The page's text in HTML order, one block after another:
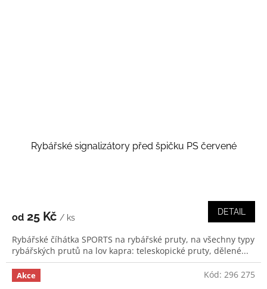
Rybářské signalizátory před špičku PS červené
od 25 Kč / ks
DETAIL
Rybářské číhátka SPORTS na rybářské pruty, na všechny typy
rybářských prutů na lov kapra: teleskopické pruty, dělené...
Akce Kód: 296 275